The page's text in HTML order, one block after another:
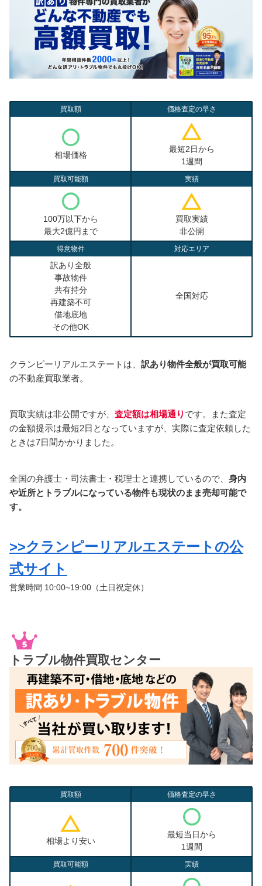
買取額
相場価格
価格査定の早さ
最短2日から
1週間
買取可能額
100万以下から
最大2億円まで
実績
買取実績
非公開
得意物件
訳あり全般
事故物件
共有持分
再建築不可
借地底地
その他OK
対応エリア
全国対応
クランピーリアルエステートは、 訳あり物件全般が買取可能
の不動産買取業者。
買取実績は非公開ですが、 査定額は相場通り です。また査定
の金額提示は最短2日となっていますが、実際に査定依頼した
ときは7日間かかりました。
全国の弁護士・司法書士・税理士と連携しているので、 身内
や近所とトラブルになっている物件も現状のまま売却可能で
す。
>>クランピーリアルエステートの公
式サイト
営業時間 10:00~19:00（土日祝定休）
トラブル物件買取センター
買取額
相場より安い
価格査定の早さ
最短当日から
1週間
買取可能額 実績